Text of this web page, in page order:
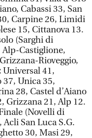
Cabassi 33, San
Carpine 26, Limidi
15, Cittanova 13.
(Sarghi di
Alp-Castiglione,
Rioveggio,
Universal 41,
Unica 35,
28, Castel d’Aiano
Grizzana 21, Alp 12.
(Novelli di
Acli San Luca S.G.
30, Masi 29,